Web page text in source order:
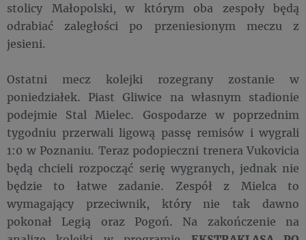
stolicy Małopolski, w którym oba zespoły będą
odrabiać zaległości po przeniesionym meczu z
jesieni.
Ostatni mecz kolejki rozegrany zostanie w
poniedziałek. Piast Gliwice na własnym stadionie
podejmie Stal Mielec. Gospodarze w poprzednim
tygodniu przerwali ligową passę remisów i wygrali
1:0 w Poznaniu. Teraz podopieczni trenera Vukovicia
będą chcieli rozpocząć serię wygranych, jednak nie
będzie to łatwe zadanie. Zespół z Mielca to
wymagający przeciwnik, który nie tak dawno
pokonał Legią oraz Pogoń. Na zakończenie na